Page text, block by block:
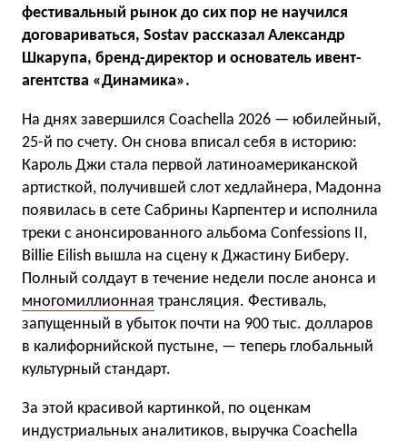
фестивальный рынок до сих пор не научился
договариваться, Sostav рассказал Александр
Шкарупа, бренд-директор и основатель ивент-
агентства «Динамика».
На днях завершился Coachella 2026 — юбилейный,
25-й по счету. Он снова вписал себя в историю:
Кароль Джи стала первой латиноамериканской
артисткой, получившей слот хедлайнера, Мадонна
появилась в сете Сабрины Карпентер и исполнила
треки с анонсированного альбома Confessions II,
Billie Eilish вышла на сцену к Джастину Биберу.
Полный солдаут в течение недели после анонса и
многомиллионная трансляция. Фестиваль,
запущенный в убыток почти на 900 тыс. долларов
в калифорнийской пустыне, — теперь глобальный
культурный стандарт.
За этой красивой картинкой, по оценкам
индустриальных аналитиков, выручка Coachella